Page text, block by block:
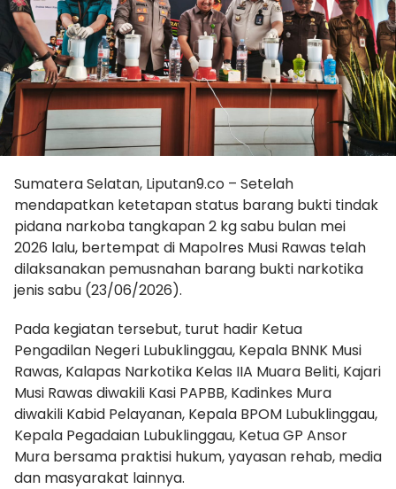
Sumatera Selatan, Liputan9.co – Setelah
mendapatkan ketetapan status barang bukti tindak
pidana narkoba tangkapan 2 kg sabu bulan mei
2026 lalu, bertempat di Mapolres Musi Rawas telah
dilaksanakan pemusnahan barang bukti narkotika
jenis sabu (23/06/2026).
Pada kegiatan tersebut, turut hadir Ketua
Pengadilan Negeri Lubuklinggau, Kepala BNNK Musi
Rawas, Kalapas Narkotika Kelas IIA Muara Beliti, Kajari
Musi Rawas diwakili Kasi PAPBB, Kadinkes Mura
diwakili Kabid Pelayanan, Kepala BPOM Lubuklinggau,
Kepala Pegadaian Lubuklinggau, Ketua GP Ansor
Mura bersama praktisi hukum, yayasan rehab, media
dan masyarakat lainnya.